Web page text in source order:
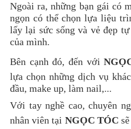
Ngoài ra, những bạn gái có
ngọn có thể chọn lựa liệu
lấy lại sức sống và vẻ đẹp
của mình.
Bên cạnh đó, đến với
lựa chọn những dịch vụ
đầu, make up, làm nail,...
Với tay nghề cao, chuyên
nhân viên tại NGỌC TÓC